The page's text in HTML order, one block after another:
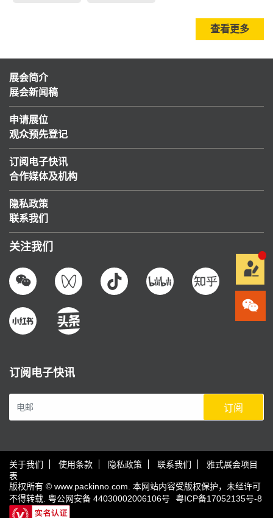
查看更多
展会简介
展会新闻稿
申请展位
观众预先登记
订阅电子快讯
合作媒体及机构
隐私政策
联系我们
关注我们
订阅电子快讯
订阅
关于我们 使用条款 隐私政策 联系我们
雅式展会项目
表
版权所有 © www.packinno.com. 本网站内容受版权保护，未经许可
不得转载. 粤公网安备 44030002006106号 粤ICP备17052135号-8